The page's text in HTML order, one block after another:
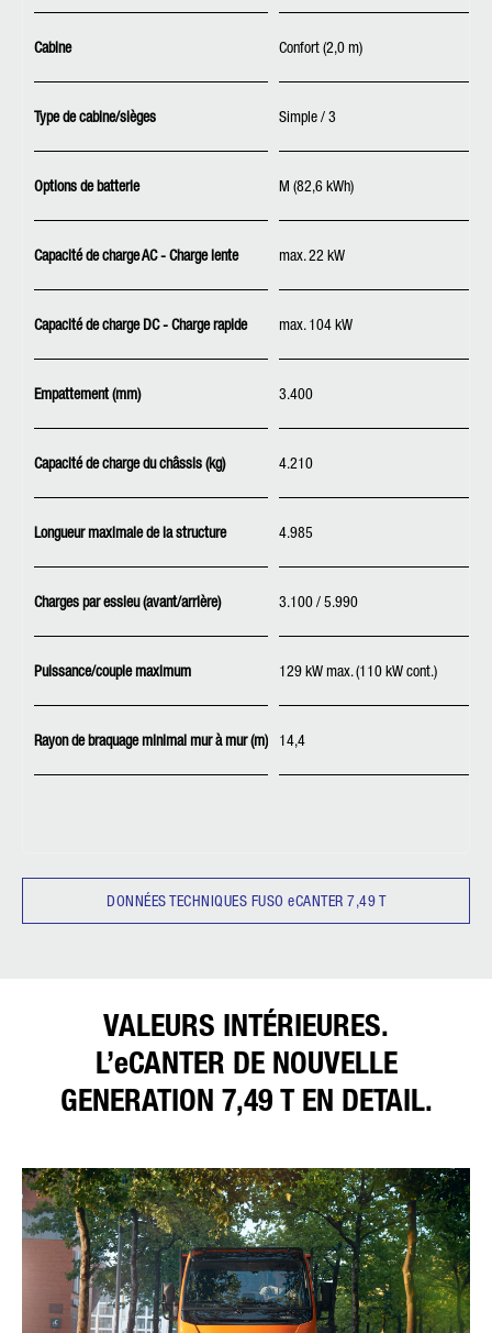
Cabine Confort (2,0 m)
Type de cabine/sièges Simple / 3
Options de batterie M (82,6 kWh)
Capacité de charge AC - Charge lente max. 22 kW
Capacité de charge DC - Charge rapide max. 104 kW
Empattement (mm) 3.400
Capacité de charge du châssis (kg) 4.210
Longueur maximale de la structure 4.985
Charges par essieu (avant/arrière) 3.100 / 5.990
Puissance/couple maximum 129 kW max. (110 kW cont.)
Rayon de braquage minimal mur à mur (m) 14,4
DONNÉES TECHNIQUES FUSO eCANTER 7,49 T
VALEURS INTÉRIEURES.
L’eCANTER DE NOUVELLE
GENERATION 7,49 T EN DETAIL.